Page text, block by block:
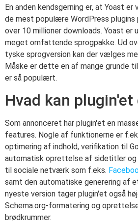
En anden kendsgerning er, at Yoast
de mest populære WordPress plugins
over 10 millioner downloads. Yoast er
meget omfattende sprogpakke. Ud
tyske sprogversion kan der vælges
Måske er dette en af mange grunde
er så populært.
Hvad kan plugin'et
Som annonceret har plugin'et en
features. Nogle af funktionerne er
optimering af indhold, verifikation til
automatisk oprettelse af sidetitler og
til sociale netværk som f.eks.
samt den automatiske generering af
nyeste version tager plugin'et også
Schema.org-formatering og
brødkrummer.